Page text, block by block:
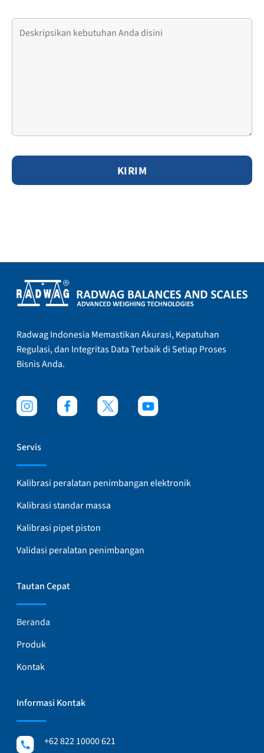
Radwag Indonesia Memastikan Akurasi, Kepatuhan
Regulasi, dan Integritas Data Terbaik di Setiap Proses
Bisnis Anda.
Servis
Kalibrasi peralatan penimbangan elektronik
Kalibrasi standar massa
Kalibrasi pipet piston
Validasi peralatan penimbangan
Tautan Cepat
Beranda
Produk
Kontak
Informasi Kontak
+62 822 10000 621